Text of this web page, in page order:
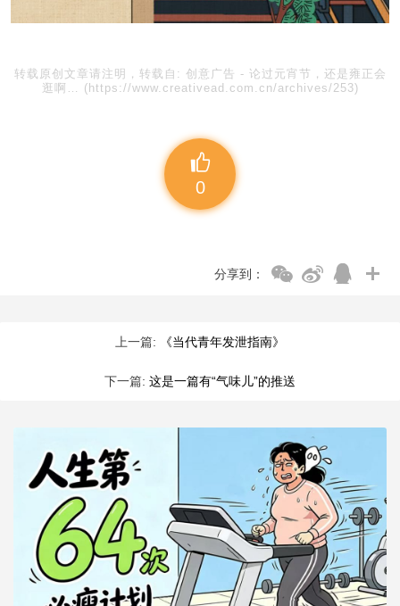
转载原创文章请注明，转载自: 创意广告 - 论过元宵节，还是雍正会
逛啊… (https://www.creativead.com.cn/archives/253)
0
分享到：
上一篇: 《当代青年发泄指南》
下一篇: 这是一篇有“气味儿”的推送